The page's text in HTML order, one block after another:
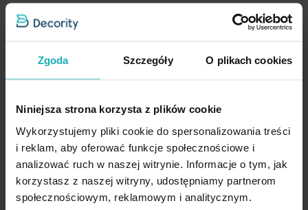
Zgoda Szczegóły O plikach cookies
Niniejsza strona korzysta z plików cookie
Wykorzystujemy pliki cookie do spersonalizowania treści
i reklam, aby oferować funkcje społecznościowe i
analizować ruch w naszej witrynie. Informacje o tym, jak
korzystasz z naszej witryny, udostępniamy partnerom
społecznościowym, reklamowym i analitycznym.
Dane techniczne
Więcej
informacji
SKU
381214
Rozmiar (szer. x dł.)
30 x 50 cm
Opis
Wyjątkowo puszysty imiękki ręcznik kąpielowyw pięknym
Konserwacja